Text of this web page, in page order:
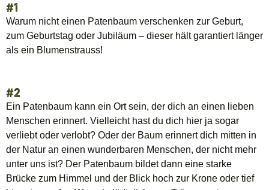
#1
Warum nicht einen Patenbaum verschenken zur Geburt,
zum Geburtstag oder Jubiläum – dieser hält garantiert länger
als ein Blumenstrauss!
#2
Ein Patenbaum kann ein Ort sein, der dich an einen lieben
Menschen erinnert. Vielleicht hast du dich hier ja sogar
verliebt oder verlobt? Oder der Baum erinnert dich mitten in
der Natur an einen wunderbaren Menschen, der nicht mehr
unter uns ist? Der Patenbaum bildet dann eine starke
Brücke zum Himmel und der Blick hoch zur Krone oder tief